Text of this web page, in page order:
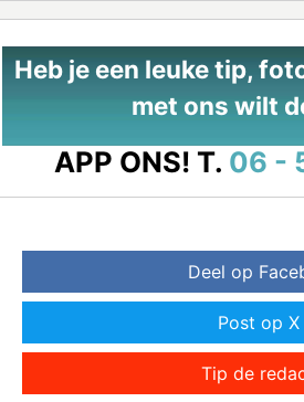
Heb je een leuke tip,
met ons wilt
APP ONS! T. 06 -
Deel op
Post op X
Tip de